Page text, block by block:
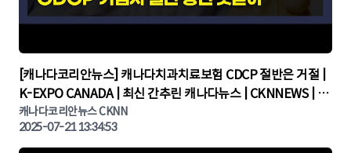
▶
[캐나다코리안뉴스] 캐나다치과치료보험 CDCP 절반은 거절 |
K-EXPO CANADA | 최신 간추린 캐나다뉴스 | CKNNEWS | 캐
나다뉴스 | 토론토뉴스
캐나다코리안뉴스 CKNN
2025-07-21 13:34:53